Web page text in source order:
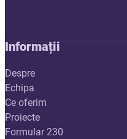
Informații
Despre
Echipa
Ce oferim
Proiecte
Formular 230